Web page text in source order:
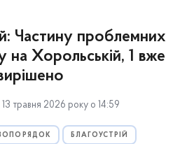
Частину проблемних
на Хорольській, 1 вже
травня 2026 року о 14:59
БЛАГОУСТРІЙ